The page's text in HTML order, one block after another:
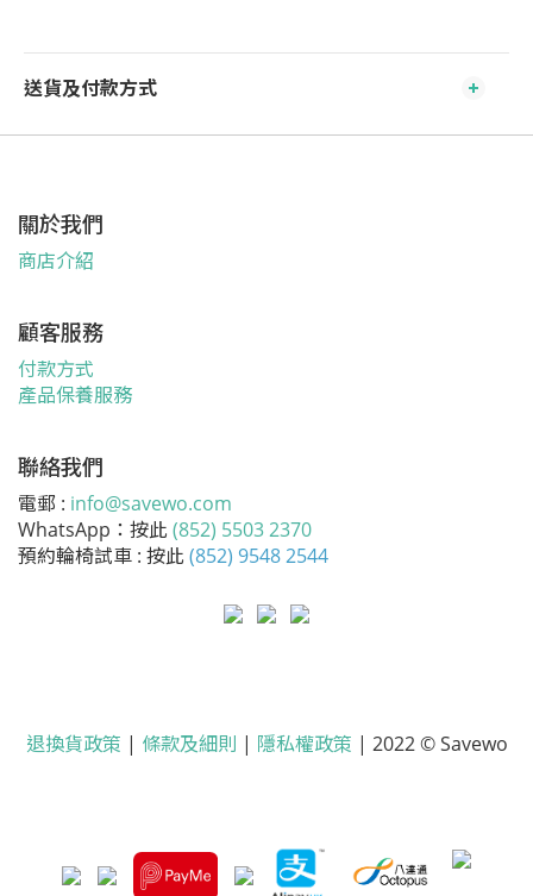
送貨及付款方式
關於我們
商店介紹
顧客服務
付款方式
產品保養服務
聯絡我們
電郵 : info@savewo.com
WhatsApp：按此 (852) 5503 2370
預約輪椅試車 : 按此 (852) 9548 2544
退換貨政策 | 條款及細則 | 隱私權政策 | 2022 © Savewo